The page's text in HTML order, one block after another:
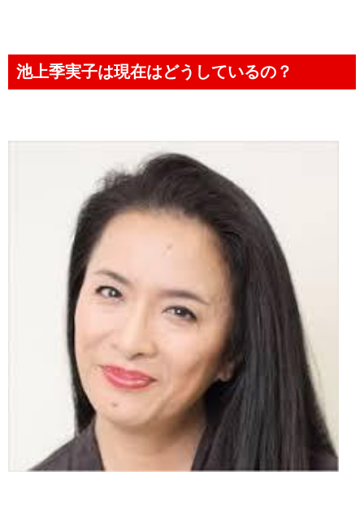
池上季実子は現在はどうしているの？